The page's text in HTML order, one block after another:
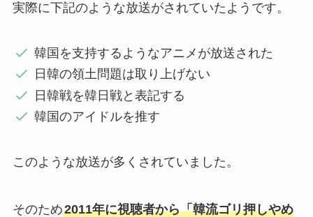
実際に下記のような放送がされていたようです。
韓国を支持するようなアニメが放送された
日韓の領土問題は取り上げない
日韓戦を韓日戦と表記する
韓国のアイドルを推す
このような放送が多くされていました。
そのため2011年に視聴者から「韓流ゴリ押しやめ